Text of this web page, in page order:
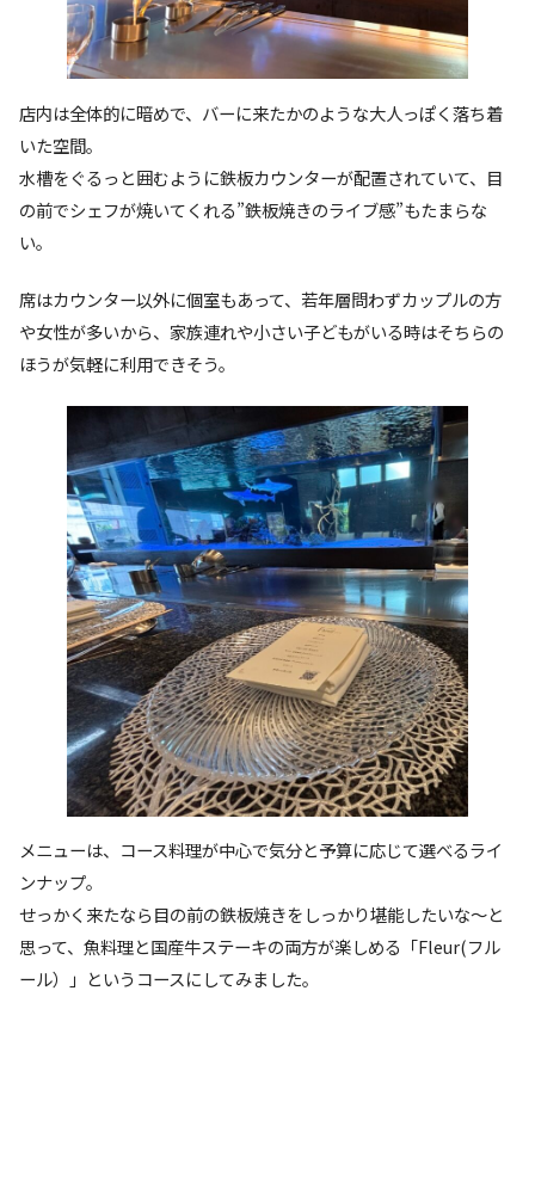
店内は全体的に暗めで、バーに来たかのような大人っぽく落ち着
いた空間。
水槽をぐるっと囲むように鉄板カウンターが配置されていて、目
の前でシェフが焼いてくれる”鉄板焼きのライブ感”もたまらな
い。
席はカウンター以外に個室もあって、若年層問わずカップルの方
や女性が多いから、家族連れや小さい子どもがいる時はそちらの
ほうが気軽に利用できそう。
メニューは、コース料理が中心で気分と予算に応じて選べるライ
ンナップ。
せっかく来たなら目の前の鉄板焼きをしっかり堪能したいな〜と
思って、魚料理と国産牛ステーキの両方が楽しめる「Fleur(フル
ール）」というコースにしてみました。